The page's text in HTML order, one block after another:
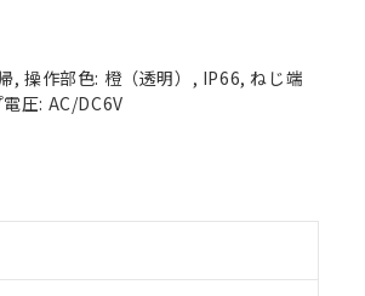
, 操作部色: 橙（透明）, IP66, ねじ端
圧: AC/DC6V